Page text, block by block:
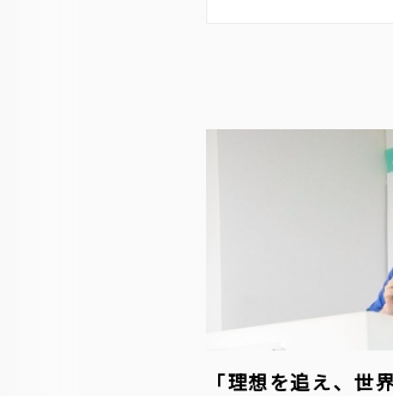
「理想を追え、世